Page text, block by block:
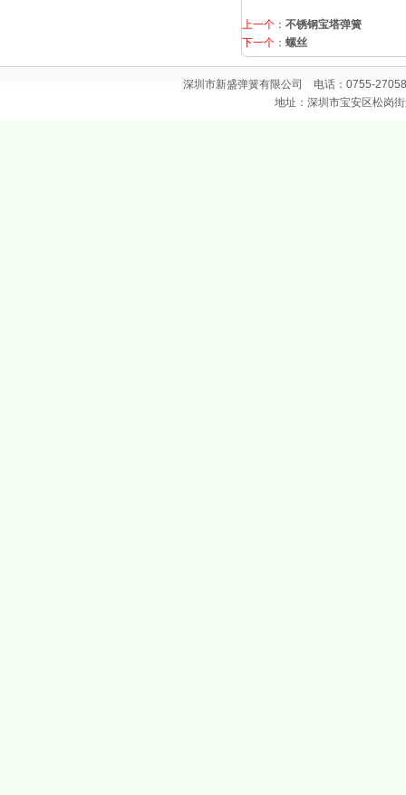
上一个 ： 不锈钢宝塔弹簧
下一个 ： 螺丝
深圳市新盛弹簧有限公司 电话：0755-
地址：深圳市宝安区松岗